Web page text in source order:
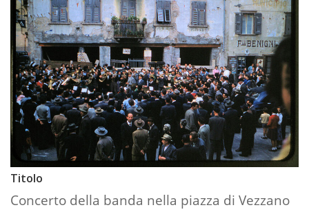
Titolo
Concerto della banda nella piazza di Vezzano